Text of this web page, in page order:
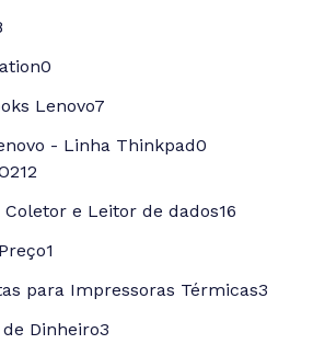
0
Lenovo7
- Linha Thinkpad0
212
Coletor e Leitor de dados16
1
para Impressoras Térmicas3
de Dinheiro3